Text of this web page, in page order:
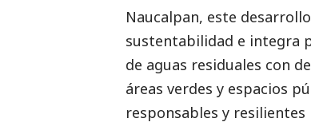
Naucalpan, este
sustentabilidad e integra
de aguas residuales con
áreas verdes y espacios
responsables y